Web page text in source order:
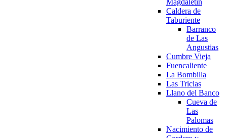
Caldera de
Taburiente
Barranco
de Las
Angustias
Cumbre Vieja
Fuencaliente
La Bombilla
Las Tricias
Llano del Banco
Cueva de
Las
Palomas
Nacimiento de